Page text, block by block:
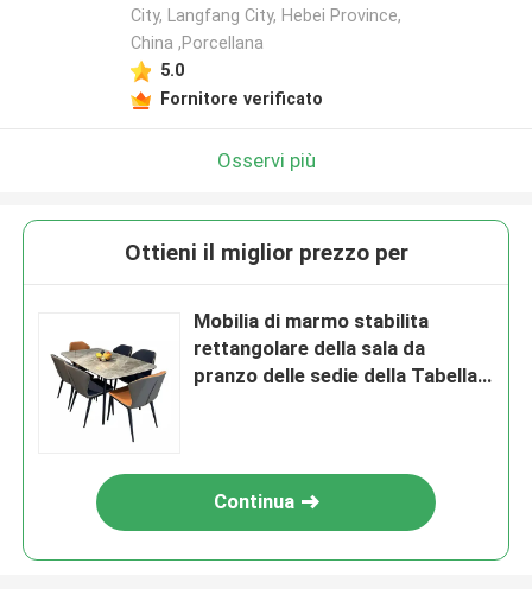
City, Langfang City, Hebei Province,
China ,Porcellana
5.0
Fornitore verificato
Osservi più
Ottieni il miglior prezzo per
Mobilia di marmo stabilita
rettangolare della sala da
pranzo delle sedie della Tabella
Continua